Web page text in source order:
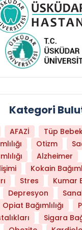
Hangi
Kategori
AFAZİ
Tüp
Otizm
Alzheimer
Kokain
Stres
Kumar
Depresyon
Opiat Bağımlılığı
Sigara